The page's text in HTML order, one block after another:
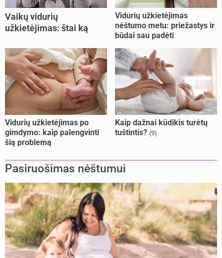
Vaikų vidurių
užkietėjimas: štai ką
Vidurių užkietėjimas
nėštumo metu: priežastys ir
būdai sau padėti
Vidurių užkietėjimas po
gimdymo: kaip palengvinti
šią problemą
Kaip dažnai kūdikis turėtų
tuštintis? (9)
Pasiruošimas nėštumui